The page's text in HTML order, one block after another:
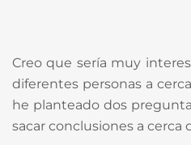
Creo que sería muy
diferentes personas a
he planteado dos
sacar conclusiones a cerca